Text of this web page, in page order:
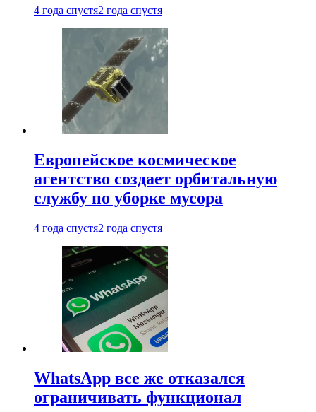
4 года спустя2 года спустя
Европейское космическое
агентство создает орбитальную
службу по уборке мусора
4 года спустя2 года спустя
WhatsApp все же отказался
ограничивать функционал